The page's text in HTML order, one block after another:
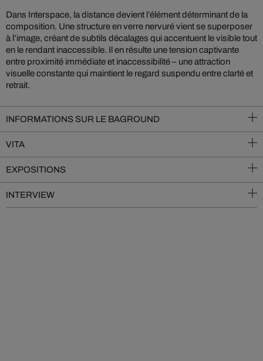
Dans Interspace, la distance devient l’élément déterminant de la
composition. Une structure en verre nervuré vient se superposer
à l’image, créant de subtils décalages qui accentuent le visible tout
en le rendant inaccessible. Il en résulte une tension captivante
entre proximité immédiate et inaccessibilité – une attraction
visuelle constante qui maintient le regard suspendu entre clarté et
retrait.
INFORMATIONS SUR LE BAGROUND
VITA
EXPOSITIONS
INTERVIEW